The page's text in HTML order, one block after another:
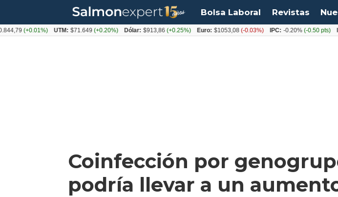
Bolsa Laboral Revistas
Coinfección por
podría llevar a un
(+0.01%) UTM: $71.649(+0.20%) Dólar: $913,86(+0.25%) Euro: $1053,08(-0.03%) IPC: -0.20% (-0.50 pts)